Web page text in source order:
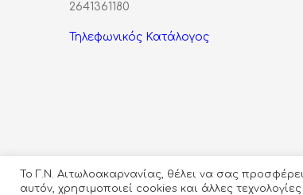
2641361180
Τηλεφωνικός Κατάλογος
Το Γ.Ν. Αιτωλοακαρνανίας, θέλει να σας
αυτόν, χρησιμοποιεί cookies και άλλες